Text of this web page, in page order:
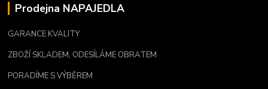
Prodejna NAPAJEDLA
GARANCE KVALITY
ZBOŽÍ SKLADEM, ODESÍLÁME OBRATEM
PORADÍME S VÝBĚREM